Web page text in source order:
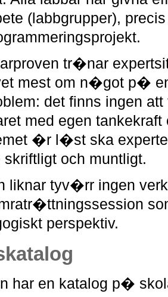
(labbgrupper),
tr�nar
mest om n�got p�
det finns ingen
med egen
�r l�st ska
och muntligt.
liknar tyv�rr ingen
perspektiv.
har en katalog p�